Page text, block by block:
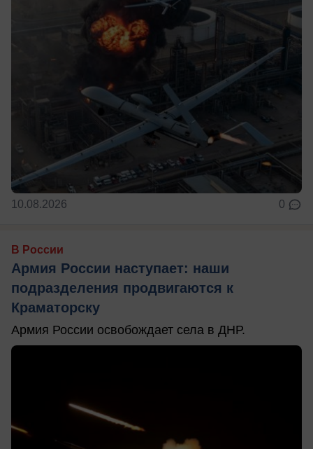
10.08.2026 0
В России
Армия России наступает: наши
подразделения продвигаются к
Краматорску
Армия России освобождает села в ДНР.